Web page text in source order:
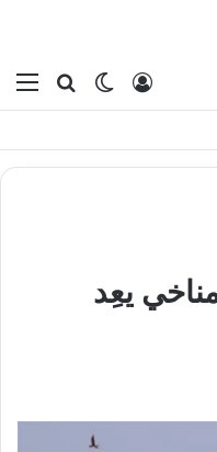
بحث
عن
الوضع
المظلم
تسجيل
الدخول
يعِد